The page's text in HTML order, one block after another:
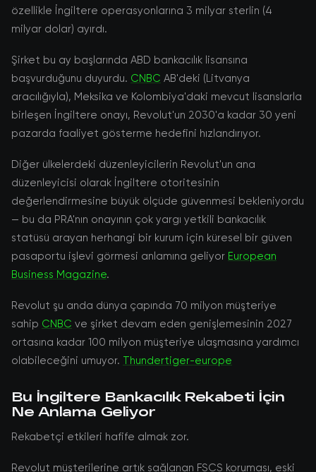
özellikle İngiltere operasyonlarına 3 milyar sterlin (4
milyar dolar) ayırdı.
Şirket bu ay başlarında ABD bankacılık lisansına
başvurduğunu duyurdu. CNBC AB'deki (Litvanya
aracılığıyla), Meksika ve Kolombiya'daki mevcut lisanslarla
birleşen İngiltere onayı, Revolut'un 2030'a kadar 30 yeni
pazarda faaliyet gösterme hedefini hızlandırıyor.
Diğer ülkelerdeki düzenleyicilerin Revolut'un ana
düzenleyicisi olarak İngiltere otoritesinin
değerlendirmesine büyük ölçüde güvenmesi bekleniyordu
— bu da PRA'nın onayının çok yargı yetkili bankacılık
statüsü arayan herhangi bir kurum için küresel bir güven
pasaportu işlevi görmesi anlamına geliyor European
Business Magazine.
Revolut şu anda dünya çapında 70 milyon müşteriye
sahip CNBC ve şirket devam eden genişlemesinin 2027
ortasına kadar 100 milyon müşteriye ulaşmasına yardımcı
olabileceğini umuyor. Thundertiger-europe
Bu İngiltere Bankacılık Rekabeti İçin
Ne Anlama Geliyor
Rekabetçi etkileri hafife almak zor.
Revolut müşterilerine artık sağlanan FSCS koruması, eski